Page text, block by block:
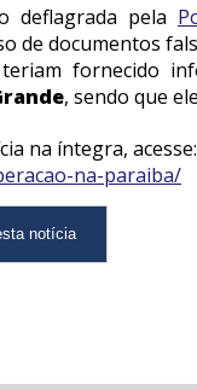
deflagrada pela
de documentos
fornecido
, sendo que
na íntegra, acesse:
na-paraiba/